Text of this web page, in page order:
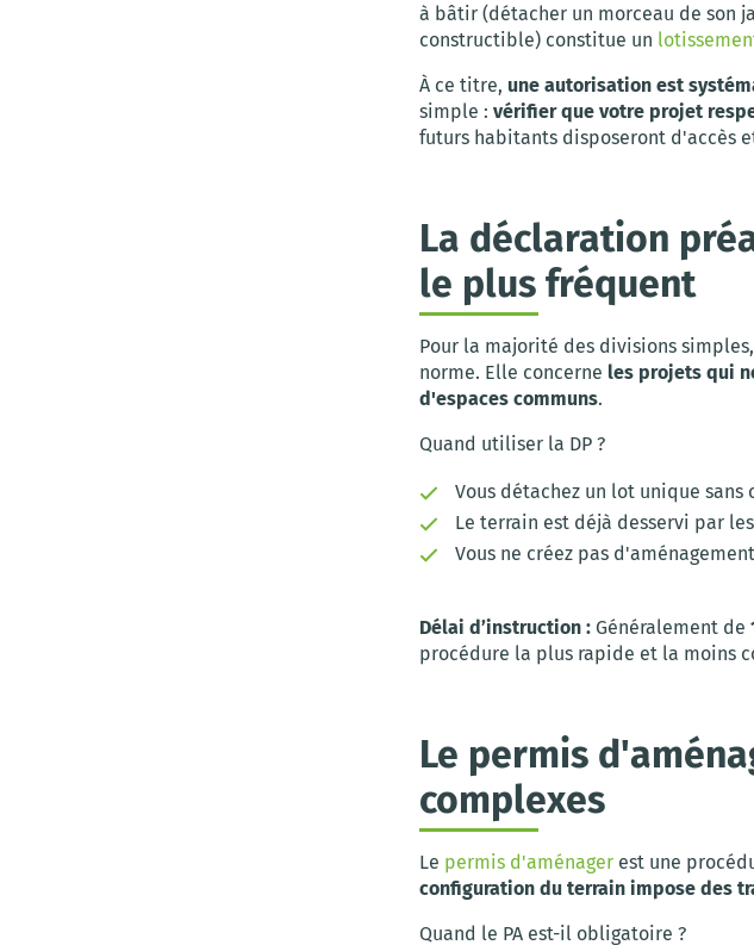
à bâtir (détacher un morceau de son
constructible) constitue un
À ce titre, une autorisation est
simple : vérifier que votre projet
futurs habitants disposeront d'accès
La déclaration
le plus fréquent
Pour la majorité des divisions
norme. Elle concerne les projets qui
d'espaces communs.
Quand utiliser la DP ?
Vous détachez un lot unique sans
Le terrain est déjà desservi par
Vous ne créez pas
Délai d’instruction : Généralement de
procédure la plus rapide et la moins
Le permis
complexes
Le permis d'aménager est une
configuration du terrain impose des
Quand le PA est-il obligatoire ?